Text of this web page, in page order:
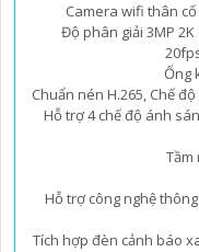
Camera wifi thân cố
Độ phân giải 3MP
Ống
Chuẩn nén H.265, Chế
Hỗ trợ 4 chế độ ánh
Tầm
Hỗ trợ công nghệ
Tích hợp đèn cảnh báo